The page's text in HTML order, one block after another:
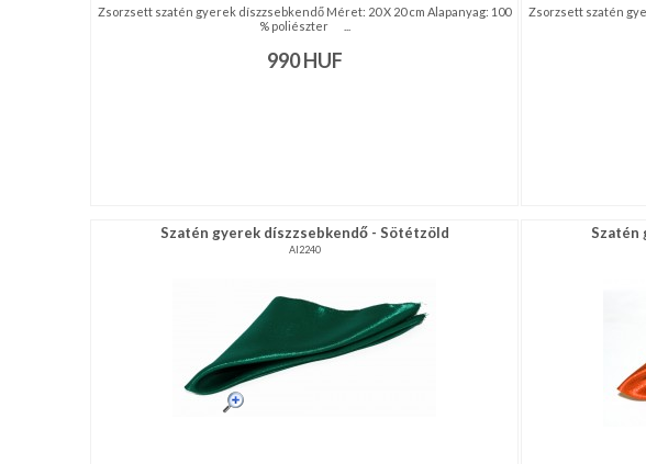
DÍSZDOBOZOS
Zsorzsett szatén gyerek díszzsebkendő Méret: 20 X 20 cm Alapanyag: 100
% poliészter ...
990HUF
Zsorzsett szatén
Szatén gyerek díszzsebkendő - Sötétzöld
AI2240
Szatén